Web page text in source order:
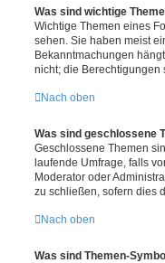
Was sind wichtige
Wichtige Themen eines
sehen. Sie haben meist
Bekanntmachungen
nicht; die Berechtigungen
Nach oben
Was sind geschlossene
Geschlossene Themen
laufende Umfrage, falls
Moderator oder
zu schließen, sofern dies
Nach oben
Was sind Themen-